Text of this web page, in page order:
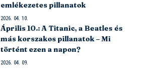
emlékezetes pillanatok
2026. 04. 10.
Április 10.: A Titanic, a Beatles és
más korszakos pillanatok – Mi
történt ezen a napon?
2026. 04. 09.